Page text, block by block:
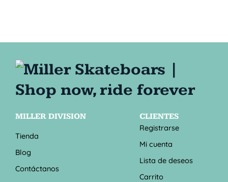
MILLER DIVISION
Tienda
Blog
Contáctanos
CLIENTES
Registrarse
Mi cuenta
Lista de deseos
Carrito